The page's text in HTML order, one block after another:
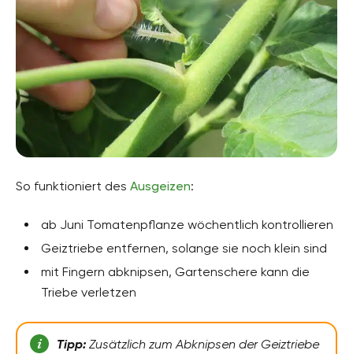
So funktioniert des Ausgeizen:
ab Juni Tomatenpflanze wöchentlich kontrollieren
Geiztriebe entfernen, solange sie noch klein sind
mit Fingern abknipsen, Gartenschere kann die
Triebe verletzen
Tipp: Zusätzlich zum Abknipsen der Geiztriebe